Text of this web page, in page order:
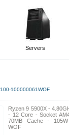
Servers
100-100000061WOF
Ryzen 9 5900X -
- 12 Core - Socket
70MB Cache -
WOF